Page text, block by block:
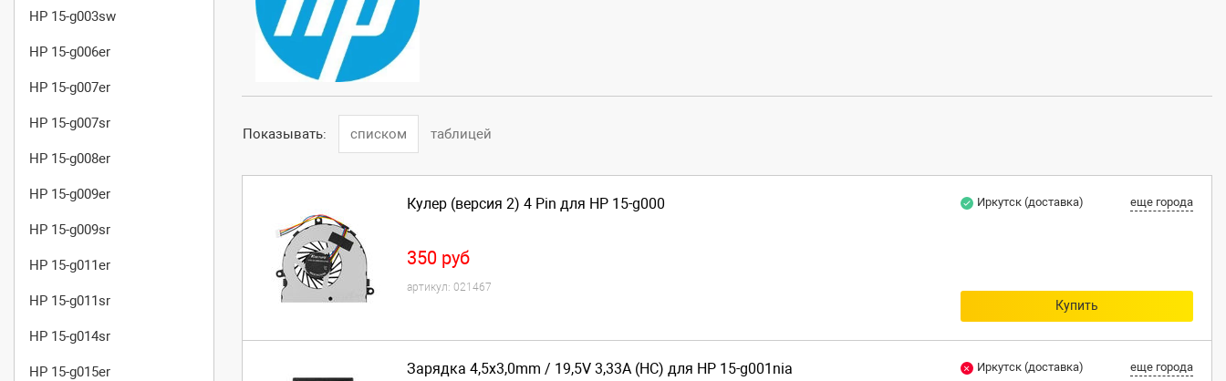
HP 15-g003sw
HP 15-g006er
HP 15-g007er
HP 15-g007sr
HP 15-g008er
HP 15-g009er
HP 15-g009sr
HP 15-g011er
HP 15-g011sr
HP 15-g014sr
HP 15-g015er
Показывать: списком таблицей
Кулер (версия 2) 4 Pin для HP 15-g000
350 руб
артикул: 021467
Иркутск (доставка) еще города
Купить
Зарядка 4,5x3,0mm / 19,5V 3,33A (HC) для HP 15-g001nia Иркутск (доставка) еще города